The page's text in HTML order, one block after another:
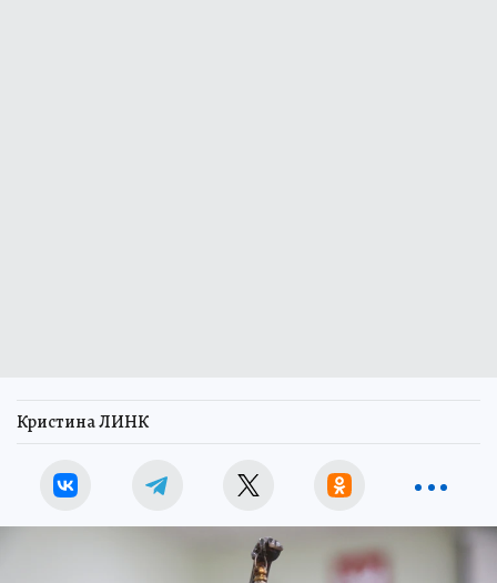
Кристина ЛИНК